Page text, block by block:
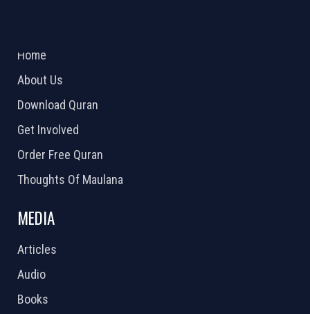
Home
About Us
Download Quran
Get Involved
Order Free Quran
Thoughts Of Maulana
MEDIA
Articles
Audio
Books